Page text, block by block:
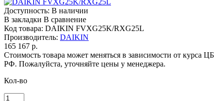
Доступность: В наличии
В закладки В сравнение
Код товара: DAIKIN FVXG25K/RXG25L
Производитель: DAIKIN
165 167 р.
Стоимость товара может меняться в зависимости от курса ЦБ
РФ. Пожалуйста, уточняйте цены у менеджера.
Кол-во